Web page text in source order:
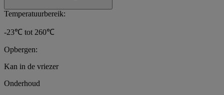
Temperatuurbereik:
-23℃ tot 260℃
Opbergen:
Kan in de vriezer
Onderhoud